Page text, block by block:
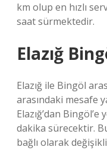
km olup en hızlı
saat sürmektedir.
Elazığ
Elazığ ile Bingöl
arasındaki mesafe
Elazığ’dan
dakika sürecektir.
bağlı olarak